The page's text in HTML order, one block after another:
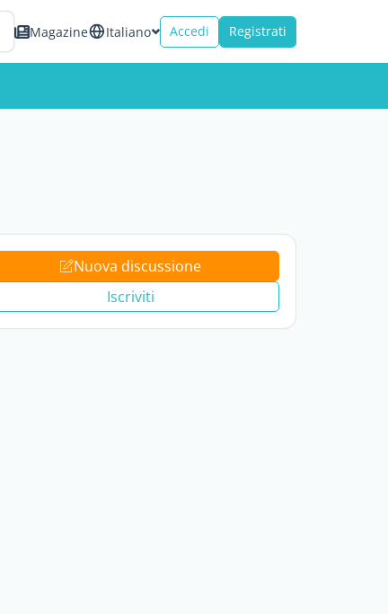
Magazine Italiano Accedi Registrati
Nuova discussione
Iscriviti